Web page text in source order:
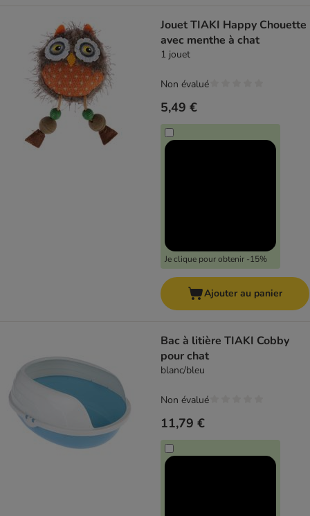
Jouet TIAKI Happy Chouette
avec menthe à chat
1 jouet
5,49 €
Je clique pour obtenir -15%
Non évalué
Ajouter au panier
Bac à litière TIAKI Cobby
pour chat
blanc/bleu
11,79 €
Non évalué